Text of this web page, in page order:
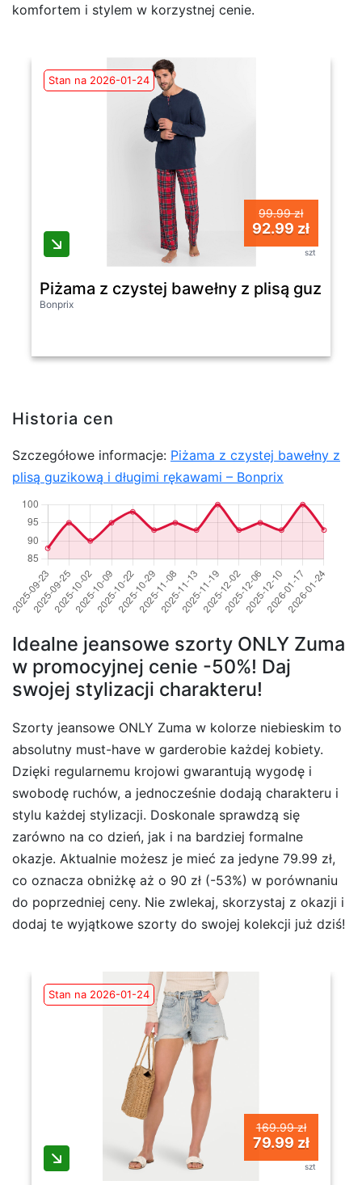
komfortem i stylem w korzystnej cenie.
Stan na 2026-01-24
99.99 zł
92.99 zł
szt
Piżama z czystej bawełny z plisą
Bonprix
Historia cen
Szczegółowe informacje: Piżama z czystej bawełny z
plisą guzikową i długimi rękawami – Bonprix
Idealne jeansowe szorty ONLY Zuma
w promocyjnej cenie -50%! Daj
swojej stylizacji charakteru!
Szorty jeansowe ONLY Zuma w kolorze niebieskim to
absolutny must-have w garderobie każdej kobiety.
Dzięki regularnemu krojowi gwarantują wygodę i
swobodę ruchów, a jednocześnie dodają charakteru i
stylu każdej stylizacji. Doskonale sprawdzą się
zarówno na co dzień, jak i na bardziej formalne
okazje. Aktualnie możesz je mieć za jedyne 79.99 zł,
co oznacza obniżkę aż o 90 zł (-53%) w porównaniu
do poprzedniej ceny. Nie zwlekaj, skorzystaj z okazji i
dodaj te wyjątkowe szorty do swojej kolekcji już dziś!
Stan na 2026-01-24
169.99 zł
79.99 zł
szt